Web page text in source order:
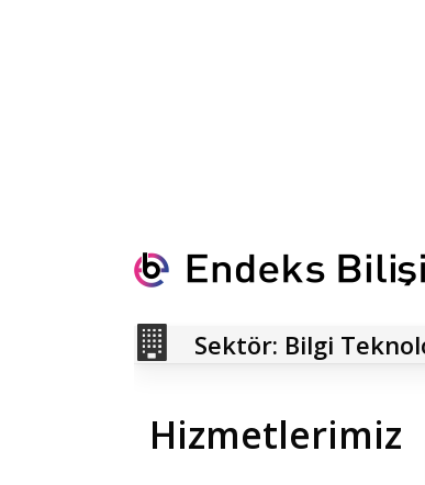
Sektör: Bilgi
Hizmetlerimiz